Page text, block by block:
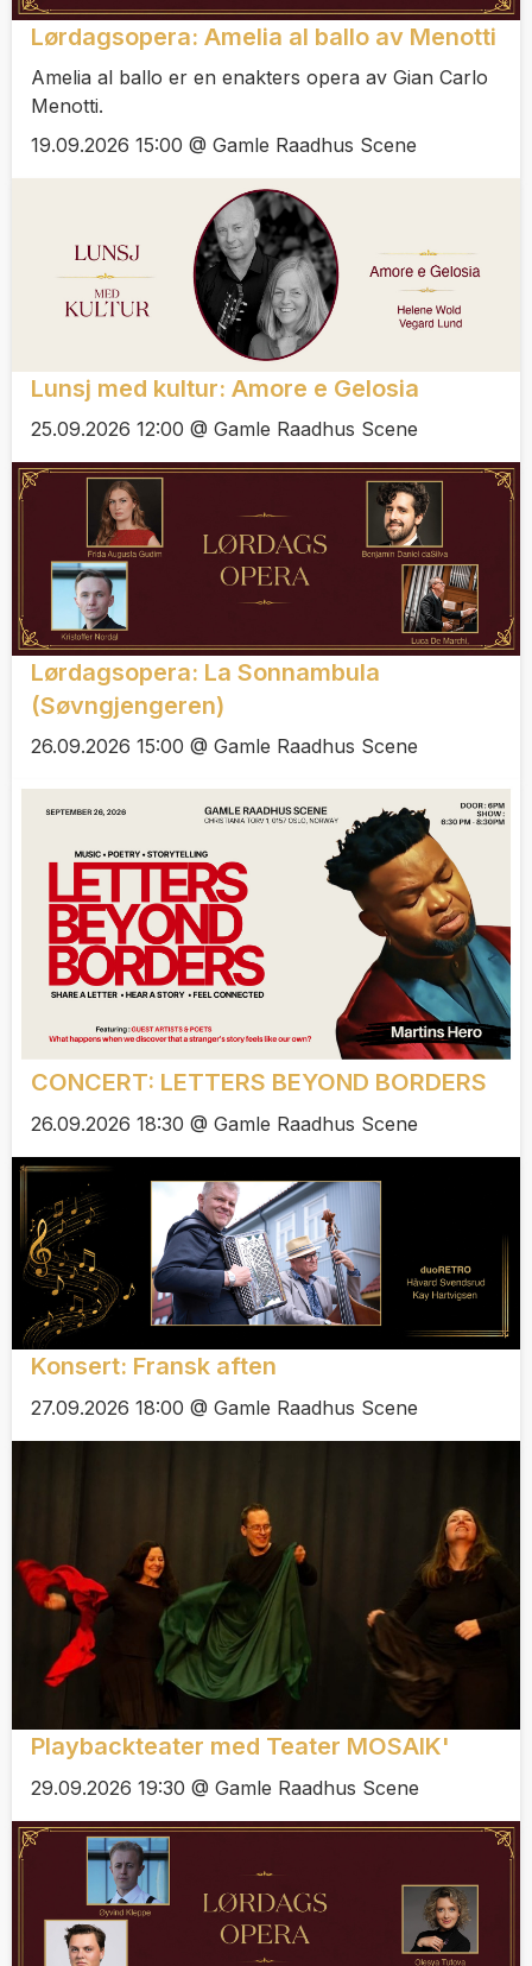
Lørdagsopera: Amelia al ballo av Menotti
Amelia al ballo er en enakters opera av Gian Carlo
Menotti.
19.09.2026 15:00 @ Gamle Raadhus Scene
Lunsj med kultur: Amore e Gelosia
25.09.2026 12:00 @ Gamle Raadhus Scene
Lørdagsopera: La Sonnambula
(Søvngjengeren)
26.09.2026 15:00 @ Gamle Raadhus Scene
CONCERT: LETTERS BEYOND BORDERS
26.09.2026 18:30 @ Gamle Raadhus Scene
Konsert: Fransk aften
27.09.2026 18:00 @ Gamle Raadhus Scene
Playbackteater med Teater MOSAIK'
29.09.2026 19:30 @ Gamle Raadhus Scene